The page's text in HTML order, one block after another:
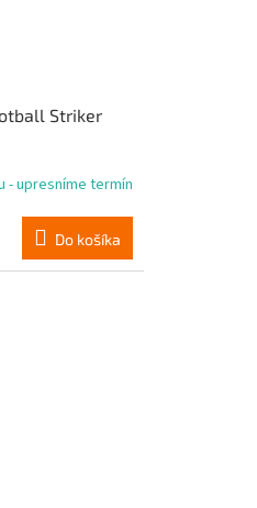
Striker
- upresníme termín
Do košíka